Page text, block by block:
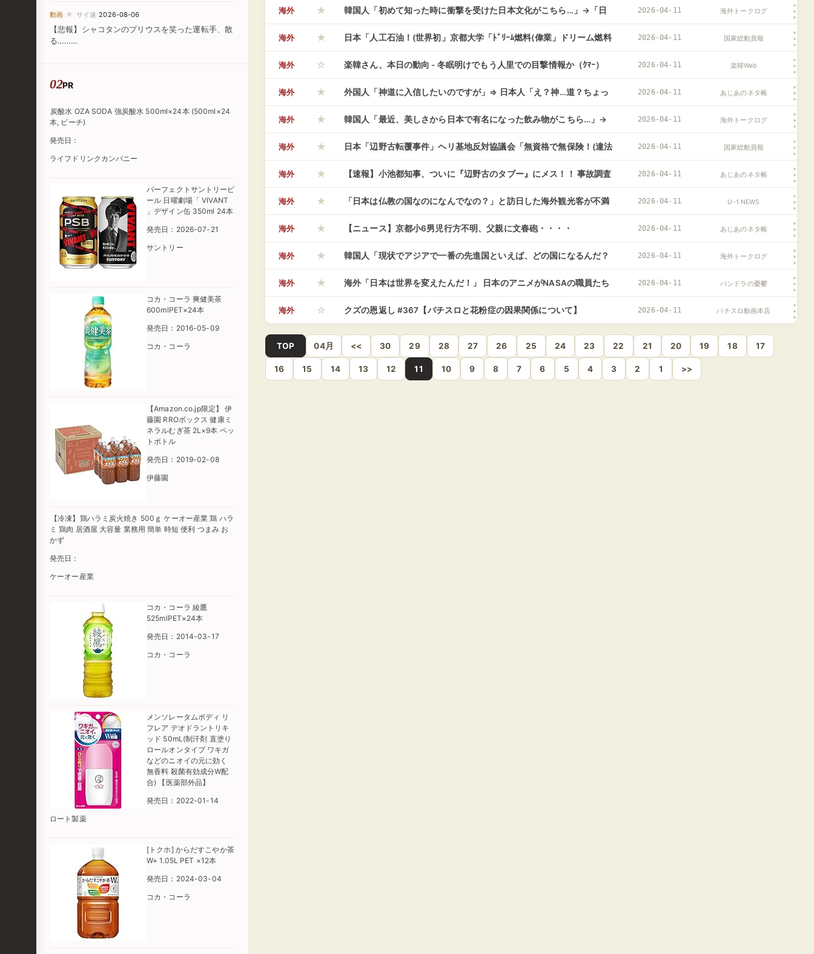
動画 ★ サイ速 2026-08-06
【悲報】シャコタンのプリウスを笑った運転手、散
る………
PR
炭酸水 OZA SODA 強炭酸水 500ml×24本 (500ml×24
本, ピーチ)
発売日：
ライフドリンクカンパニー
パーフェクトサントリービ
ール 日曜劇場「 VIVANT
」デザイン缶 350ml 24本
発売日：2026-07-21
サントリー
コカ・コーラ 爽健美茶
600mlPET×24本
発売日：2016-05-09
コカ・コーラ
【Amazon.co.jp限定】 伊
藤園 RROボックス 健康ミ
ネラルむぎ茶 2L×9本 ペッ
トボトル
発売日：2019-02-08
伊藤園
【冷凍】鶏ハラミ炭火焼き 500ｇ ケーオー産業 鶏 ハラ
ミ 鶏肉 居酒屋 大容量 業務用 簡単 時短 便利 つまみ お
かず
発売日：
ケーオー産業
コカ・コーラ 綾鷹
525mlPET×24本
発売日：2014-03-17
コカ・コーラ
メンソレータムボディ リ
フレア デオドラントリキ
ッド 50mL(制汗剤 直塗り
ロールオンタイプ ワキガ
などのニオイの元に効く
無香料 殺菌有効成分W配
合) 【医薬部外品】
発売日：2022-01-14
ロート製薬
[トクホ] からだすこやか茶
W+ 1.05L PET ×12本
発売日：2024-03-04
コカ・コーラ
かのハプニングが発生、イチローのコメントが完璧すぎるな……
海外 ★ 韓国人「初めて知った時に衝撃を受けた日本文化がこちら…」→「日
本はこれ無しでは生きられないから仕方ない…（ﾌﾞﾙﾌﾞﾙ」＝韓国の反
応
2026-04-11 海外トークログ
海外 ★ 日本「人工石油！(世界初」京都大学「ﾄﾞﾘｰﾑ燃料(偉業」ドリーム燃料
「車両の性能向上(走行距離が1.2倍も伸びる」日本「日本産油国計画
(産業用装置生産して実用化」→
2026-04-11 国家総動員報
海外 ☆ 楽韓さん、本日の動向 - 冬眠明けでもう人里での目撃情報か（ｸﾏｰ） 2026-04-11 楽韓Web
海外 ★ 外国人「神道に入信したいのですが」⇒ 日本人「え？神…道？ちょっ
とよくわからないです・・・」
2026-04-11 あじあのネタ帳
海外 ★ 韓国人「最近、美しさから日本で有名になった飲み物がこちら…」→
「アイデアが良い」「真似すべき…（ﾌﾞﾙﾌﾞﾙ」＝韓国の反応
2026-04-11 海外トークログ
海外 ★ 日本「辺野古転覆事件」ヘリ基地反対協議会「無資格で無保険！(違法
状態」デニー知事「平和学習擁護！(大問題」日本「沖縄県知事選」デ
ニー知事「出馬表明！(4/25」→
2026-04-11 国家総動員報
海外 ★ 【速報】小池都知事、ついに『辺野古のタブー』にメス！！ 事故調査
にかこつけて活動家ルートを全焼させる神対応。
2026-04-11 あじあのネタ帳
海外 ★ 「日本は仏教の国なのになんでなの？」と訪日した海外観光客が不満
を表明、毎日の食事の調達にも苦労して……
2026-04-11 U-1 NEWS
海外 ★ 【ニュース】京都小6男児行方不明、父親に文春砲・・・・ 2026-04-11 あじあのネタ帳
海外 ★ 韓国人「現状でアジアで一番の先進国といえば、どの国になるんだ？
やはり日本という認識なのだろうか…（ﾌﾞﾙﾌﾞﾙ」＝韓国の反応
2026-04-11 海外トークログ
海外 ★ 海外「日本は世界を変えたんだ！」 日本のアニメがNASAの職員たち
に与える影響の大きさに驚愕の声
2026-04-11 パンドラの憂鬱
海外 ☆ クズの恩返し #367【パチスロと花粉症の因果関係について】 2026-04-11 パチスロ動画本店
TOP 04月 << 30 29 28 27 26 25 24 23 22 21 20 19 18 17
16 15 14 13 12 11 10 9 8 7 6 5 4 3 2 1 >>